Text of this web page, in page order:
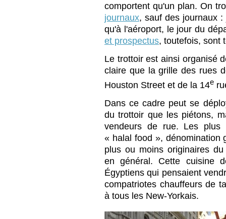
comportent qu'un plan. On
journaux, sauf des journaux
qu'à l'aéroport, le jour du
et prospectus, toutefois, sont
Le trottoir est ainsi organisé
claire que la grille des rues
Houston Street et de la 14e
Dans ce cadre peut se
du trottoir que les piétons,
vendeurs de rue. Les plus
« halal food », dénomination
plus ou moins originaires
en général. Cette cuisine
Égyptiens qui pensaient
compatriotes chauffeurs de
à tous les New-Yorkais.